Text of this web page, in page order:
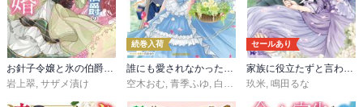
岩上翠 サザメ漬け
続巻入荷
空木おむ 青季ふゆ 白谷ゆう
セールあり
玖米 鳴田るな